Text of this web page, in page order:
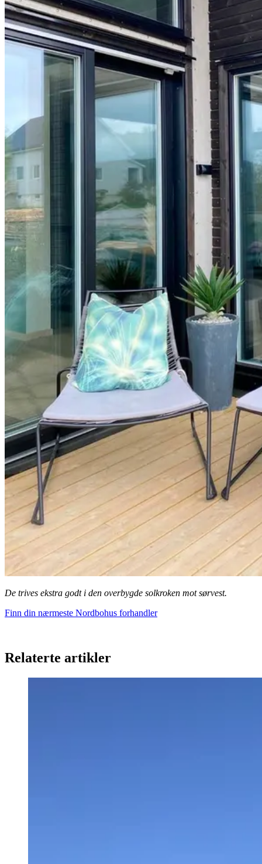
De trives ekstra godt i den overbygde solkroken mot sørvest.
Finn din nærmeste Nordbohus forhandler
Relaterte artikler